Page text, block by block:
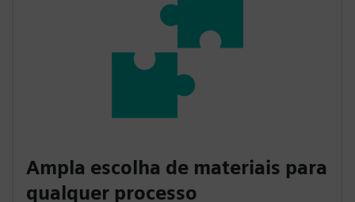
Ampla escolha de materiais para
qualquer processo